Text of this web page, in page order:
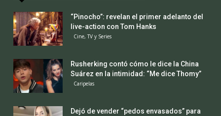
“Pinocho”: revelan el primer adelanto del
live-action con Tom Hanks
Cine, TV y Series
Rusherking contó cómo le dice la China
Suárez en la intimidad: “Me dice Thomy”
Caripelas
Dejó de vender “pedos envasados” para